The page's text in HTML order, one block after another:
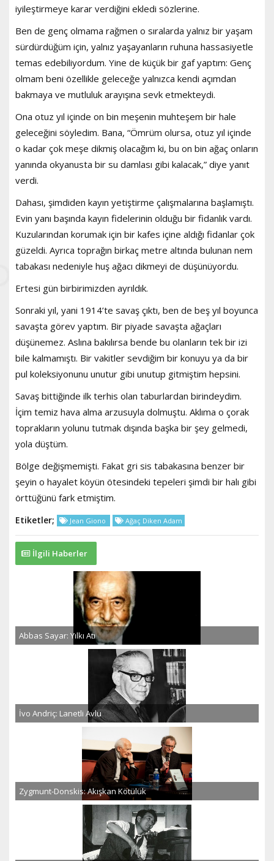
iyileştirmeye karar verdiğini ekledi sözlerine.
Ben de genç olmama rağmen o sıralarda yalnız bir yaşam
sürdürdüğüm için, yalnız yaşayanların ruhuna hassasiyetle
temas edebiliyordum. Yine de küçük bir gaf yaptım: Genç
olmam beni özellikle geleceğe yalnızca kendi açımdan
bakmaya ve mutluluk arayışına sevk etmekteydi.
Ona otuz yıl içinde on bin meşenin muhteşem bir hale
geleceğini söyledim. Bana, “Ömrüm olursa, otuz yıl içinde
o kadar çok meşe dikmiş olacağım ki, bu on bin ağaç onların
yanında okyanusta bir su damlası gibi kalacak,” diye yanıt
verdi.
Dahası, şimdiden kayın yetiştirme çalışmalarına başlamıştı.
Evin yanı başında kayın fidelerinin olduğu bir fidanlık vardı.
Kuzularından korumak için bir kafes içine aldığı fidanlar çok
güzeldi. Ayrıca toprağın birkaç metre altında bulunan nem
tabakası nedeniyle huş ağacı dikmeyi de düşünüyordu.
Ertesi gün birbirimizden ayrıldık.
Sonraki yıl, yani 1914’te savaş çıktı, ben de beş yıl boyunca
savaşta görev yaptım. Bir piyade savaşta ağaçları
düşünemez. Aslına bakılırsa bende bu olanların tek bir izi
bile kalmamıştı. Bir vakitler sevdiğim bir konuyu ya da bir
pul koleksiyonunu unutur gibi unutup gitmiştim hepsini.
Savaş bittiğinde ilk terhis olan taburlardan birindeydim.
İçim temiz hava alma arzusuyla dolmuştu. Aklıma o çorak
toprakların yolunu tutmak dışında başka bir şey gelmedi,
yola düştüm.
Bölge değişmemişti. Fakat gri sis tabakasına benzer bir
şeyin o hayalet köyün ötesindeki tepeleri şimdi bir halı gibi
örttüğünü fark etmiştim.
Etiketler; Jean Giono Ağaç Diken Adam
İlgili Haberler
Abbas Sayar: Yılkı Atı
İvo Andriç: Lanetli Avlu
Zygmunt-Donskis: Akışkan Kötülük